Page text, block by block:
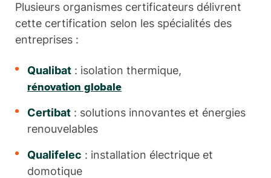
Plusieurs organismes certificateurs délivrent
cette certification selon les spécialités des
entreprises :
Qualibat : isolation thermique,
rénovation globale
Certibat : solutions innovantes et énergies
renouvelables
Qualifelec : installation électrique et
domotique